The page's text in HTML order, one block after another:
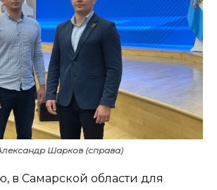
Шарков (справа)
в Самарской области для